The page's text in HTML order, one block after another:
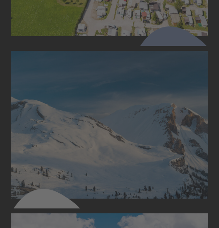
UMGEBUNG & ERLEBEN
Winterspaß
SOMMER & WINTER
Stellplätze & Preise